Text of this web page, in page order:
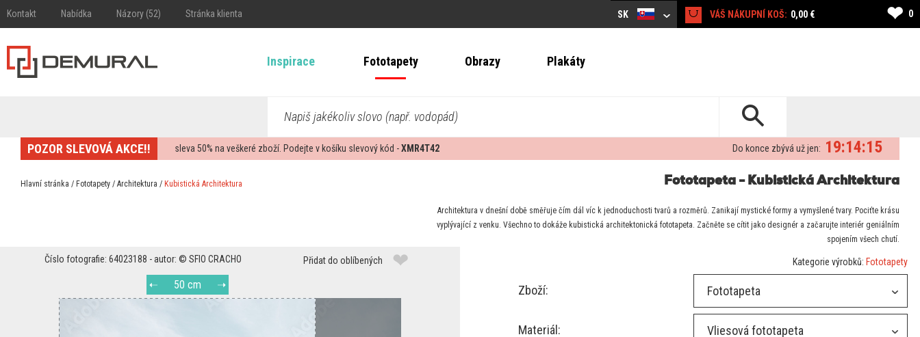
Kontakt Nabídka Názory (52) Stránka klienta SK VÁŠ NÁKUPNÍ KOŠ: 0,00 € ❤ 0
Inspirace Fototapety Obrazy Plakáty
Napiš jakékoliv slovo (např. vodopád)
POZOR SLEVOVÁ AKCE!! sleva50% na veškeré zboží. Podejte v košíku slevový kód -XMR4T42 19:14:14
Do konce zbývá už jen:
Hlavní stránka / Fototapety / Architektura / Kubistická Architektura Fototapeta - Kubistická Architektura
Architektura v dnešní době směřuje čím dál víc k jednoduchosti tvarů a rozměrů. Zanikají mystické formy a vymyšlené tvary. Pociťte krásu
vyplývající z venku. Všechno to dokáže kubistická architektonická fototapeta. Začněte se cítit jako designér a začarujte interiér geniálním
spojením všech chutí.
Číslo fotografie: 64023188 - autor: © SFIO CRACHO Přidat do oblíbených ❤
50 cm
Kategorie výrobků: Fototapety
Zboží: Fototapeta
Materiál: Vliesová fototapeta